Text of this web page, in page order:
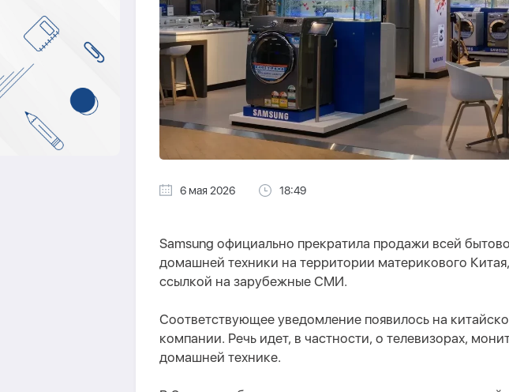
6 мая 2026 18:49
Samsung официально прекратила продажи всей
домашней техники на территории материкового
ссылкой на зарубежные СМИ.
Соответствующее уведомление появилось на
компании. Речь идет, в частности, о телевизорах,
домашней технике.